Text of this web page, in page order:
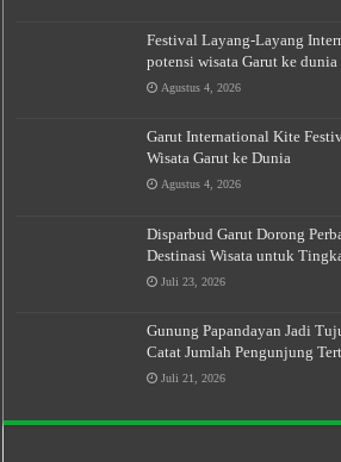
Festival Layang-Layang
potensi wisata Garut ke dunia
Agustus 4, 2026
Garut International Kite
Wisata Garut ke Dunia
Agustus 4, 2026
Disparbud Garut Dorong
Destinasi Wisata untuk
Juli 23, 2026
Gunung Papandayan Jadi
Catat Jumlah Pengunjung
Juli 21, 2026